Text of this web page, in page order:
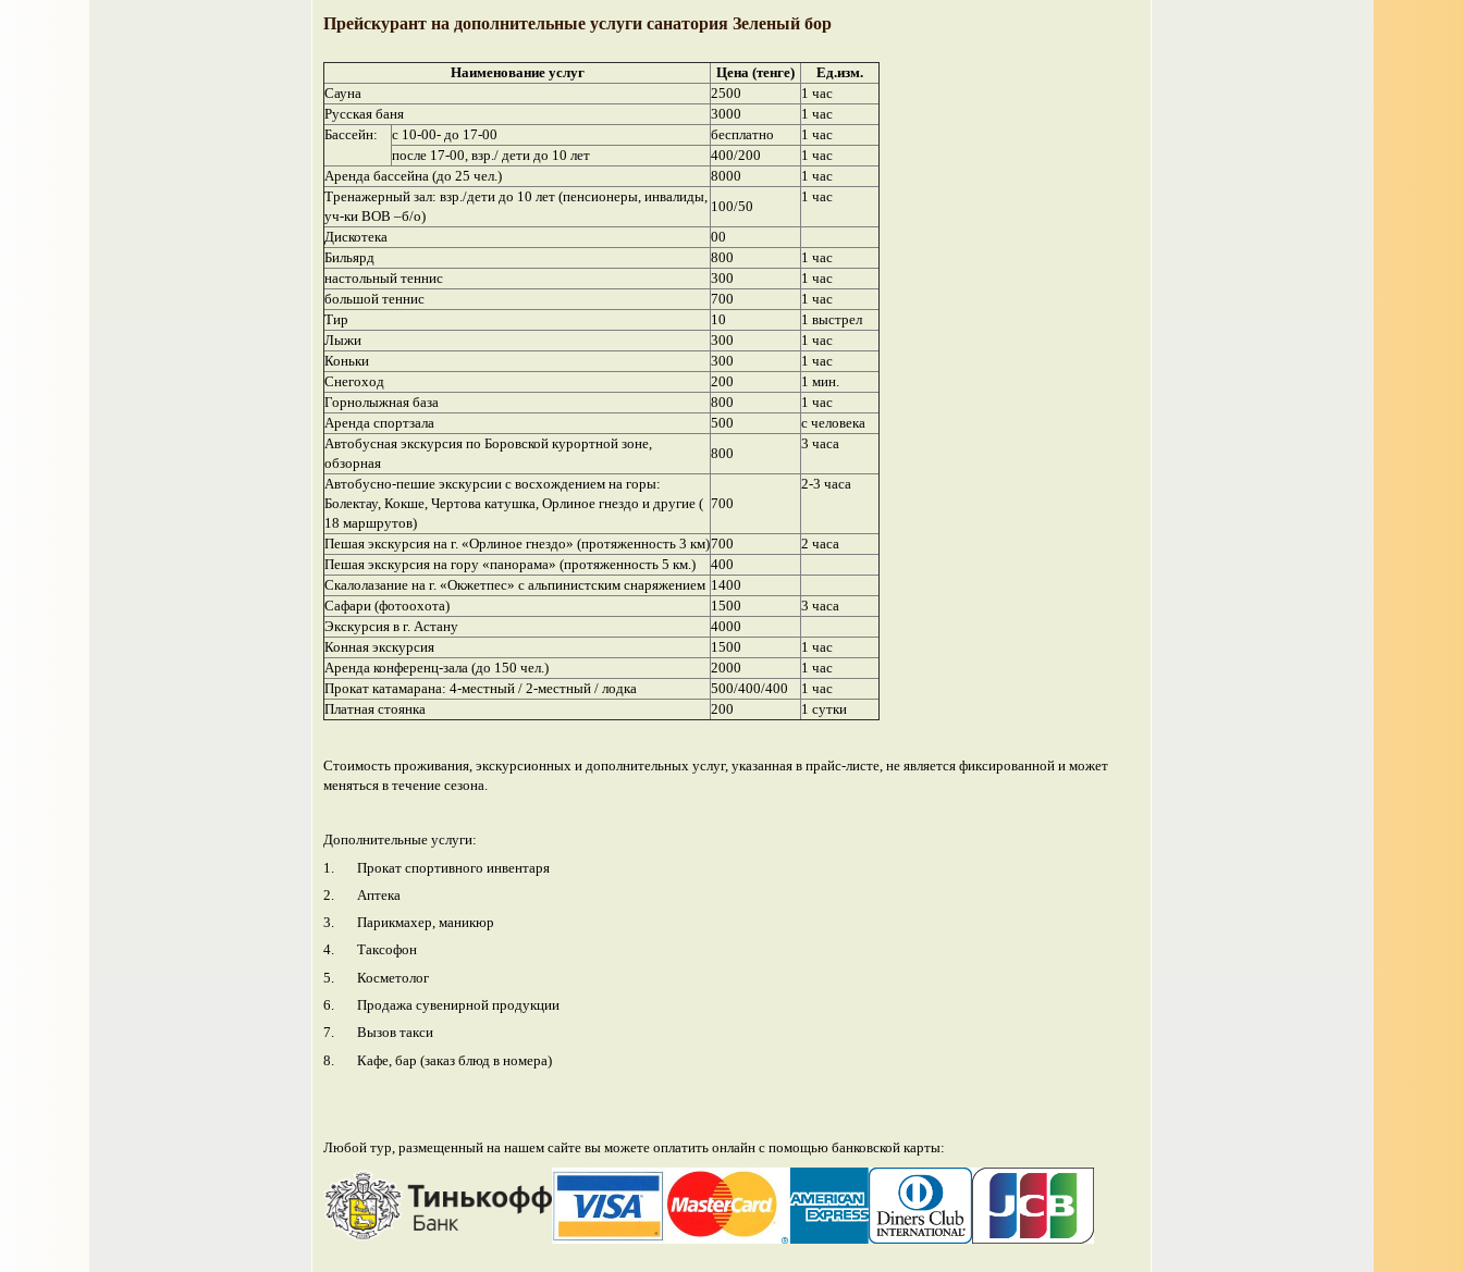
Прейскурант на дополнительные услуги санатория Зеленый бор
Наименование услуг Цена (тенге)
Ед.изм.
Сауна
2500
1 час
Русская баня
3000
1 час
Бассейн:
с 10-00- до 17-00 бесплатно
1 час
после 17-00, взр./ дети до 10 лет
400/200
1 час
Аренда бассейна (до 25 чел.)
8000
1 час
Тренажерный зал: взр./дети до 10 лет (пенсионеры, инвалиды,
уч-ки ВОВ –б/о)
100/50
1 час
Дискотека
00
Бильярд
800
1 час
настольный теннис
300
1 час
большой теннис
700
1 час
Тир
10
1 выстрел
Лыжи
300
1 час
Коньки
300
1 час
Снегоход
200
1 мин.
Горнолыжная база
800
1 час
Аренда спортзала
500
с человека
Автобусная экскурсия по Боровской курортной зоне,
обзорная
800
3 часа
Автобусно-пешие экскурсии с восхождением на горы:
Болектау, Кокше, Чертова катушка, Орлиное гнездо и другие (
18 маршрутов)
700
2-3 часа
Пешая экскурсия на г. «Орлиное гнездо» (протяженность 3 км)700
2 часа
Пешая экскурсия на гору «панорама» (протяженность 5 км.)
400
Скалолазание на г. «Окжетпес» с альпинистским снаряжением 1400
Сафари (фотоохота)
1500
3 часа
Экскурсия в г. Астану
4000
Конная экскурсия
1500
1 час
Аренда конференц-зала (до 150 чел.)
2000
1 час
Прокат катамарана: 4-местный / 2-местный / лодка
500/400/400
1 час
Платная стоянка
200 1 сутки
Стоимость проживания, экскурсионных и дополнительных услуг, указанная в прайс-листе, не является фиксированной и может
меняться в течение сезона.
Дополнительные услуги:
1. Прокат спортивного инвентаря
2. Аптека
3. Парикмахер, маникюр
4. Таксофон
5.
Косметолог
6. Продажа сувенирной продукции
7.
Вызов такси
8. Кафе, бар (заказ блюд в номера)
Любой тур, размещенный на нашем сайте вы можете оплатить онлайн с помощью банковской карты: